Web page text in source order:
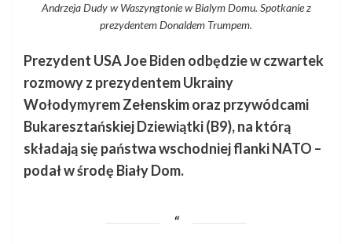
Andrzeja Dudy w Waszyngtonie w Bialym Domu. Spotkanie z
prezydentem Donaldem Trumpem.
Prezydent USA Joe Biden odbędzie w czwartek
rozmowy z prezydentem Ukrainy
Wołodymyrem Zełenskim oraz przywódcami
Bukaresztańskiej Dziewiątki (B9), na którą
składają się państwa wschodniej flanki NATO –
podał w środę Biały Dom.